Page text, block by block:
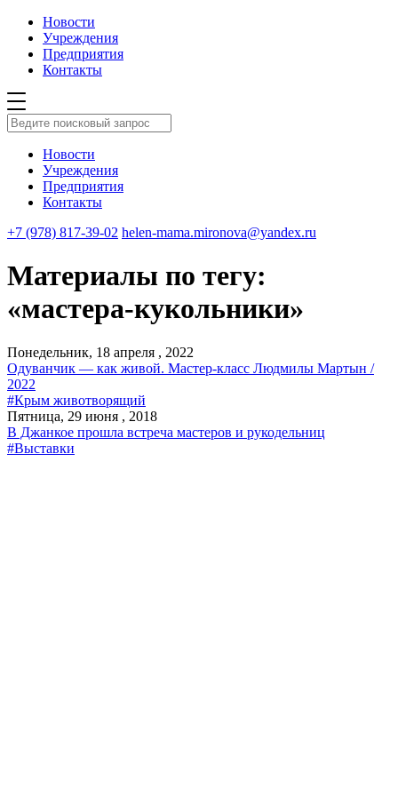
Новости
Учреждения
Предприятия
Контакты
Новости
Учреждения
Предприятия
Контакты
+7 (978) 817-39-02 helen-mama.mironova@yandex.ru
Материалы по тегу:
«мастера-кукольники»
Понедельник, 18 апреля , 2022
Одуванчик — как живой. Мастер-класс Людмилы Мартын /
2022
#Крым животворящий
Пятница, 29 июня , 2018
В Джанкое прошла встреча мастеров и рукодельниц
#Выставки